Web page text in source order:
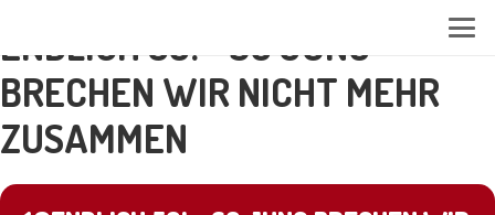
ENDLICH 50! - SO JUNG
BRECHEN WIR NICHT MEHR
ZUSAMMEN